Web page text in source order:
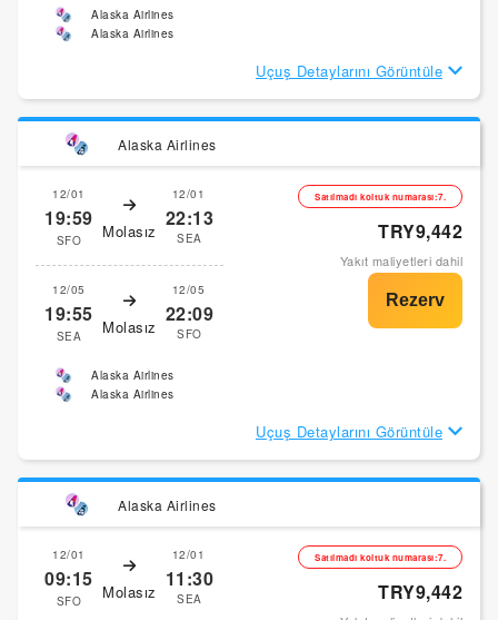
Alaska Airlines
Alaska Airlines
Uçuş Detaylarını Görüntüle
Alaska Airlines
12/01
19:59
SFO Molasız
12/01
22:13
SEA
12/05
19:55
SEA Molasız
12/05
22:09
SFO
Satılmadı koltuk numarası:7.
TRY9,442
Yakıt maliyetleri dahil
Alaska Airlines
Alaska Airlines
Uçuş Detaylarını Görüntüle
Alaska Airlines
12/01
09:15
SFO Molasız
12/01
11:30
SEA
Satılmadı koltuk numarası:7.
TRY9,442